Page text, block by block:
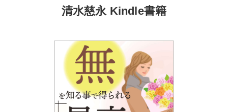
清水慈永 Kindle書籍